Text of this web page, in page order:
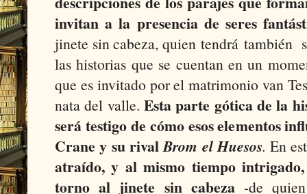
invitan a la presencia de seres
jinete sin cabeza, quientendrá también
las historias que se cuentan en un
que es invitado por el matrimonio van
nata del valle. Esta parte gótica de la
será testigo de cómo esos elementos
Crane y su rivalBrom el Huesos.En
atraído, y al mismo tiempo
torno al jinete sin cabeza-de quien